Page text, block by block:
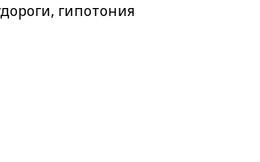
гипотония